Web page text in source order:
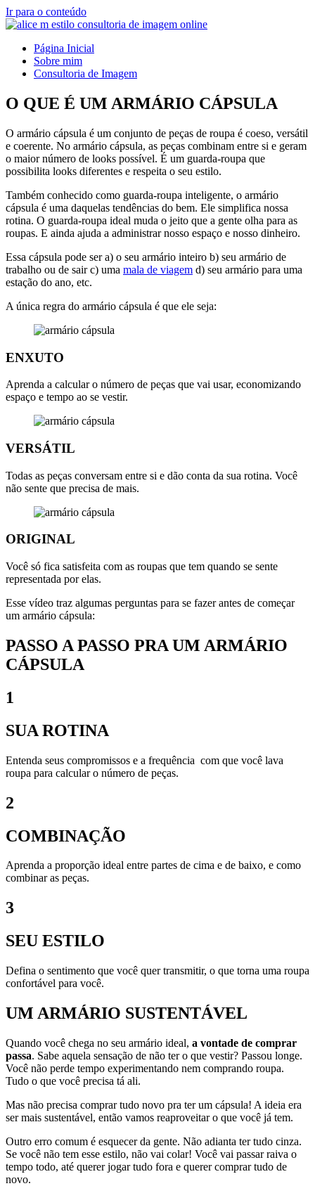
Ir para o conteúdo
Página Inicial
Sobre mim
Consultoria de Imagem
O QUE É UM ARMÁRIO CÁPSULA
O armário cápsula é um conjunto de peças de roupa é coeso, versátil
e coerente. No armário cápsula, as peças combinam entre si e geram
o maior número de looks possível. É um guarda-roupa que
possibilita looks diferentes e respeita o seu estilo.
Também conhecido como guarda-roupa inteligente, o armário
cápsula é uma daquelas tendências do bem. Ele simplifica nossa
rotina. O guarda-roupa ideal muda o jeito que a gente olha para as
roupas. E ainda ajuda a administrar nosso espaço e nosso dinheiro.
Essa cápsula pode ser a) o seu armário inteiro b) seu armário de
trabalho ou de sair c) uma mala de viagem d) seu armário para uma
estação do ano, etc.
A única regra do armário cápsula é que ele seja:
ENXUTO
Aprenda a calcular o número de peças que vai usar, economizando
espaço e tempo ao se vestir.
VERSÁTIL
Todas as peças conversam entre si e dão conta da sua rotina. Você
não sente que precisa de mais.
ORIGINAL
Você só fica satisfeita com as roupas que tem quando se sente
representada por elas.
Esse vídeo traz algumas perguntas para se fazer antes de começar
um armário cápsula:
PASSO A PASSO PRA UM ARMÁRIO
CÁPSULA
1
SUA ROTINA
Entenda seus compromissos e a frequência com que você lava
roupa para calcular o número de peças.
2
COMBINAÇÃO
Aprenda a proporção ideal entre partes de cima e de baixo, e como
combinar as peças.
3
SEU ESTILO
Defina o sentimento que você quer transmitir, o que torna uma roupa
confortável para você.
UM ARMÁRIO SUSTENTÁVEL
Quando você chega no seu armário ideal, a vontade de comprar
passa. Sabe aquela sensação de não ter o que vestir? Passou longe.
Você não perde tempo experimentando nem comprando roupa.
Tudo o que você precisa tá ali.
Mas não precisa comprar tudo novo pra ter um cápsula! A ideia era
ser mais sustentável, então vamos reaproveitar o que você já tem.
Outro erro comum é esquecer da gente. Não adianta ter tudo cinza.
Se você não tem esse estilo, não vai colar! Você vai passar raiva o
tempo todo, até querer jogar tudo fora e querer comprar tudo de
novo.